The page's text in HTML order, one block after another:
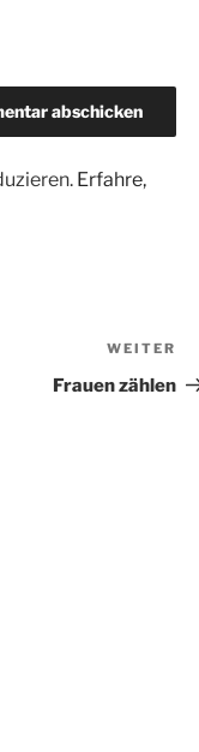
Erfahre,
WEITER
Frauen zählen